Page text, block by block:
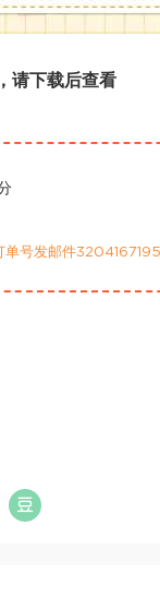
请下载后查看
单号发邮件